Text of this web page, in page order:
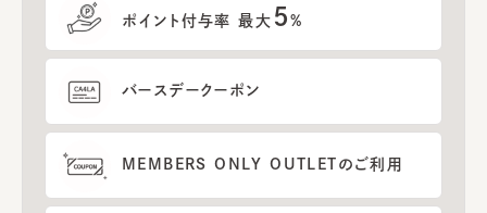
ポイント付与率 最大 5%
バースデークーポン
MEMBERS ONLY OUTLETのご利用